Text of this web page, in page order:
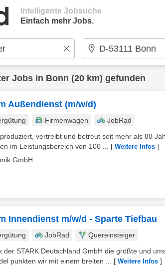
Intelligente Jobsuche
Einfach mehr Jobs.
Jobs in Bonn (20 km) gefunden
Außendienst (m/w/d)
Firmenwagen
JobRad
vertreibt und betreut seit mehr als 80
im Leistungsbereich von 100 ...
[ Weitere Infos ]
GmbH
Innendienst m/w/d - Sparte Tiefbau
JobRad
Quereinsteiger
der STARK Deutschland GmbH die größte und
punkten wir mit einem breiten ...
[ Weitere Infos ]